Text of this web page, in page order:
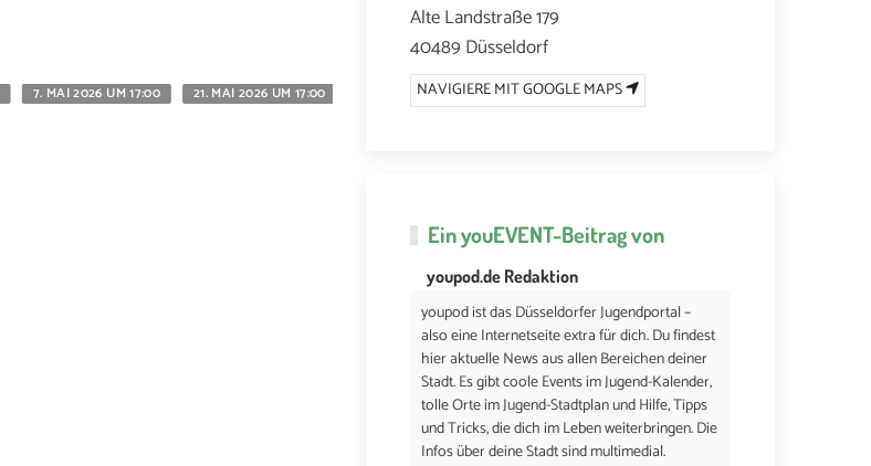
7. MAI 2026 UM 17:00 21. MAI 2026 UM 17:00
Alte Landstraße 179
40489 Düsseldorf
NAVIGIERE MIT GOOGLE MAPS
EinyouEVENT-Beitrag von
youpod.de Redaktion
youpod ist das Düsseldorfer Jugendportal –
also eine Internetseite extra für dich. Du findest
hier aktuelle News aus allen Bereichen deiner
Stadt. Es gibt coole Events im Jugend-Kalender,
tolle Orte im Jugend-Stadtplan und Hilfe, Tipps
und Tricks, die dich im Leben weiterbringen. Die
Infos über deine Stadt sind multimedial.